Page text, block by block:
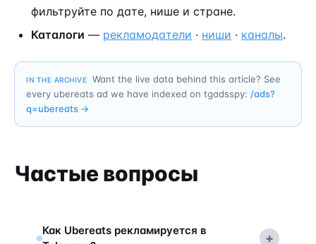
фильтруйте по дате, нише и стране.
Каталоги — рекламодатели · ниши · каналы.
IN THE ARCHIVE
Want the live data behind this article? See
every ubereats ad we have indexed on tgadsspy: /ads?
q=ubereats →
Частые вопросы
Как Ubereats рекламируется в
+